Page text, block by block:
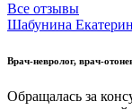
Все отзывы
Шабунина
Врач-невролог, врач-
Обращалась за